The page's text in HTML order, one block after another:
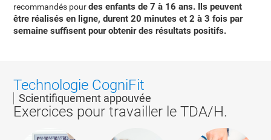
recommandés pourdes enfants de 7 à 16 ans. Ils peuvent
être réalisés en ligne, durent 20 minutes et 2 à 3 fois par
semaine suffisent pour obtenir des résultats positifs.
Technologie CogniFit
Scientifiquement appouvée
Exercices pour travailler le TDA/H.